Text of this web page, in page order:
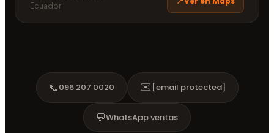
Ecuador
📞096 207 0020 ✉️ [email protected]
💬WhatsApp ventas